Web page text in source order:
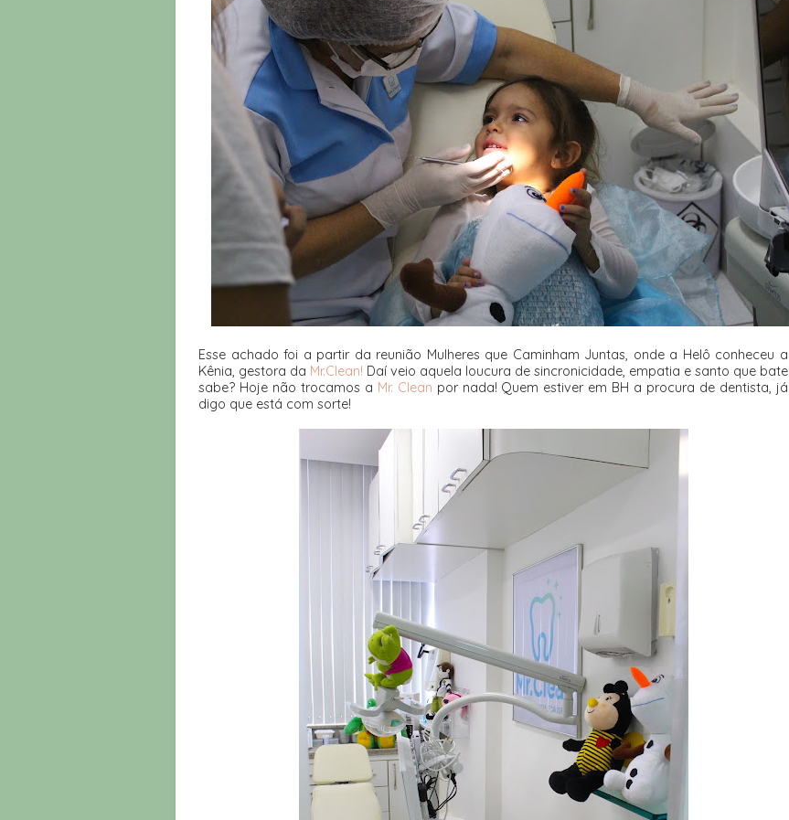
Esse achado foi a partir da reunião Mulheres que Caminham Juntas, onde a Helô conheceu a
Kênia, gestora da Mr.Clean! Daí veio aquela loucura de sincronicidade, empatia e santo que bate
sabe? Hoje não trocamos a Mr. Clean por nada! Quem estiver em BH a procura de dentista, já
digo que está com sorte!